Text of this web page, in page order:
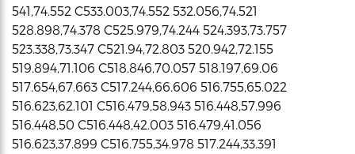
541,74.552 C533.003,74.552 532.056,74.521
528.898,74.378 C525.979,74.244 524.393,73.757
523.338,73.347 C521.94,72.803 520.942,72.155
519.894,71.106 C518.846,70.057 518.197,69.06
517.654,67.663 C517.244,66.606 516.755,65.022
516.623,62.101 C516.479,58.943 516.448,57.996
516.448,50 C516.448,42.003 516.479,41.056
516.623,37.899 C516.755,34.978 517.244,33.391